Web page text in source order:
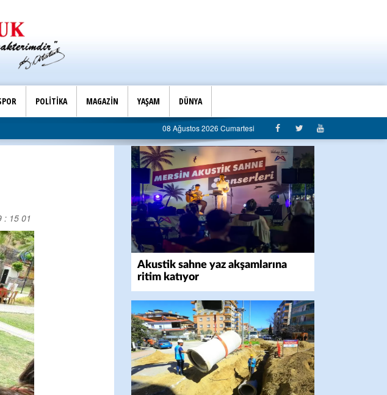
POLİTİKA MAGAZİN YAŞAM DÜNYA
AK Parti Ereğli İlçe Başkanlığı’ndan belediyeye sert eleştiri: “Algı siyaseti değil, hizmet belediyeciliği”
08 Ağustos 2026 Cumartesi
: 15 01
Akustik sahne yaz akşamlarına
ritim katıyor